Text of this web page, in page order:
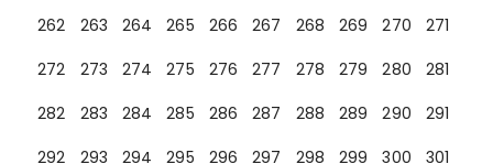
262
263 264 265 266 267 268 269 270
271
272
273 274 275 276 277 278 279 280
281
282
283 284 285 286 287 288 289 290
291
292
293 294 295 296 297 298 299 300 301